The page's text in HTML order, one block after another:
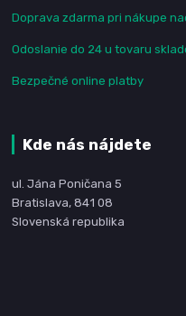
Doprava zdarma pri nákupe
Odoslanie do 24 u tovaru
Bezpečné online platby
Kde nás nájdete
ul. Jána Poničana 5
Bratislava, 841 08
Slovenská republika